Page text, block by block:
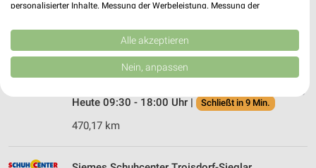
430,02 km
❯
DEICHMANN Troisdorf
Kölner Straße 9-11
53840 Troisdorf
Heute 09:30 - 18:00 Uhr |
Schließt in 9 Min.
470,17 km
personalisierter Inhalte. Messung der Werbeleistung. Messung der
Kombinationen von Daten aus verschiedenen Quellen. Entwicklung und
Verbesserung der Angebote. Verwendung reduzierter Daten zur Auswahl
von Inhalten.
Daten können außerhalb der Europäischen Union weitergegeben und in die
USA gesendet werden.
Website/App.
Partnerliste anzeigen (1 IAB-Anbieter)
Alle akzeptieren
Nein, anpassen